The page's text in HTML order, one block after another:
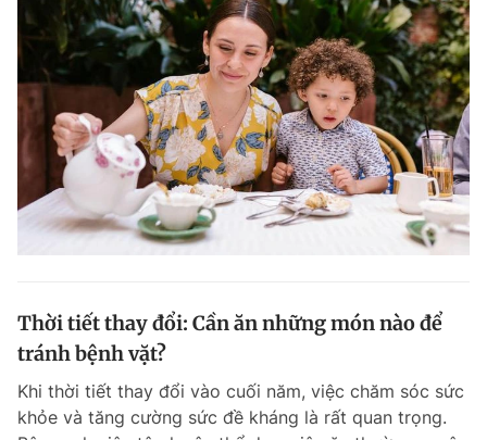
Thời tiết thay đổi: Cần ăn những món nào để
tránh bệnh vặt?
Khi thời tiết thay đổi vào cuối năm, việc chăm sóc sức
khỏe và tăng cường sức đề kháng là rất quan trọng.